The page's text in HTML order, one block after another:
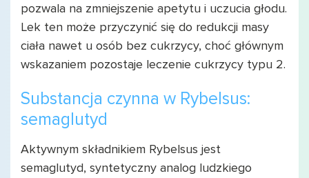
pozwala na zmniejszenie apetytu i uczucia głodu.
Lek ten może przyczynić się do redukcji masy
ciała nawet u osób bez cukrzycy, choć głównym
wskazaniem pozostaje leczenie cukrzycy typu 2.
Substancja czynna w Rybelsus:
semaglutyd
Aktywnym składnikiem Rybelsus jest
semaglutyd, syntetyczny analog ludzkiego